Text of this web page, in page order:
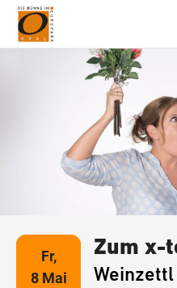
Fr,
8 Mai
Zum x-